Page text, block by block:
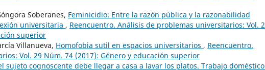
Soberanes, Feminicidio: Entre la razón pública y la razonabilidad
universitaria , Reencuentro. Análisis de problemas universitarios: Vol.
superior
Villanueva, Homofobia sutil en espacios universitarios , Reencuentro.
Vol. 29 Núm. 74 (2017): Género y educación superior
sujeto cognoscente debe llegar a casa a lavar los platos. Trabajo